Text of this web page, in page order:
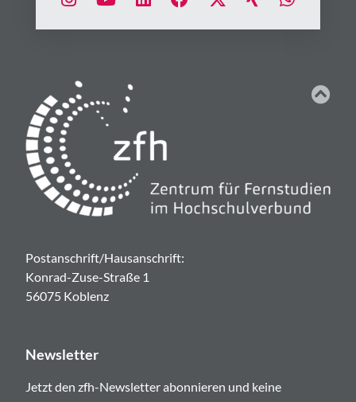
Postanschrift/Hausanschrift:
Konrad-Zuse-Straße 1
56075 Koblenz
Newsletter
Jetzt den zfh-Newsletter abonnieren und keine